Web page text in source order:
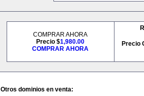
COMPRAR AHORA
Precio $1,980.00
COMPRAR AHORA
Precio
Otros dominios en venta: